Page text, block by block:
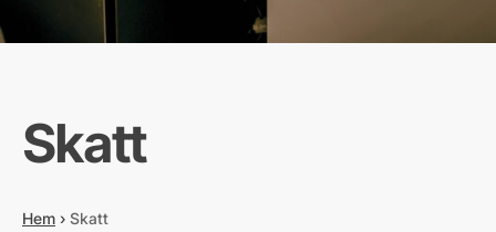
Skatt
Hem › Skatt